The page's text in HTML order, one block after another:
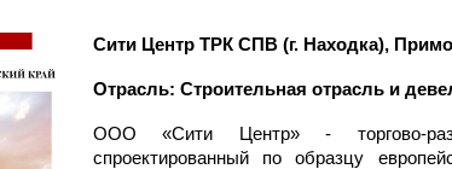
Сити Центр ТРК СПВ (г. Находка),
Отрасль: Строительная отрасль и
ООО «Сити Центр» - торгово-
спроектированный по образцу